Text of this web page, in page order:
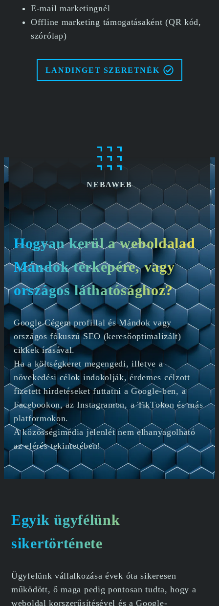
E-mail marketingnél
Offline marketing támogatásaként (QR kód,
szórólap)
LANDINGET SZERETNÉK
NEBAWEB
Hogyan kerül a weboldalad
Mándok térképére, vagy
országos láthatósághoz?
Google Cégem profillal és Mándok vagy
országos fókuszú SEO (keresőoptimalizált)
cikkek írásával.
Ha a költségkeret megengedi, illetve a
növekedési célok indokolják, érdemes célzott
fizetett hirdetéseket futtatni a Google-ben, a
Facebookon, az Instagramon, a TikTokon és más
platformokon.
A közösségimédia jelenlét nem elhanyagolható
az elérés tekintetében!
Egyik ügyfélünk
sikertörténete
Ügyfelünk vállalkozása évek óta sikeresen
működött, ő maga pedig pontosan tudta, hogy a
weboldal korszerűsítésével és a Google-